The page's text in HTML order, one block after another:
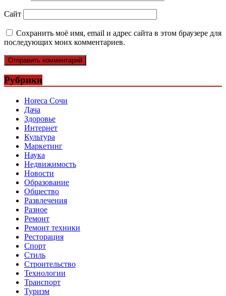
Сайт
Сохранить моё имя, email и адрес сайта в этом браузере для
последующих моих комментариев.
Рубрики
Horeca Сочи
Дача
Здоровье
Интернет
Культура
Маркетинг
Наука
Недвижимость
Новости
Образование
Общество
Развлечения
Разное
Ремонт
Ремонт техники
Ресторация
Спорт
Стиль
Строительство
Технологии
Транспорт
Туризм